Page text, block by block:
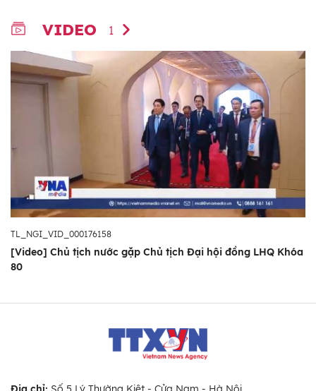
VIDEO 1
TL_NGI_VID_000176158
[Video] Chủ tịch nước gặp Chủ tịch Đại hội đồng LHQ Khóa
80